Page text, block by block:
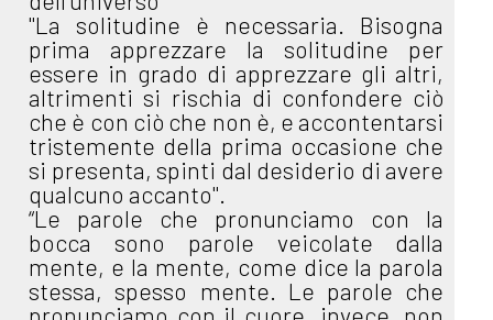
"La solitudine è necessaria. Bisogna
prima apprezzare la solitudine per
essere in grado di apprezzare gli altri,
altrimenti si rischia di confondere ciò
che è con ciò che non è, e accontentarsi
tristemente della prima occasione che
si presenta, spinti dal desiderio di avere
qualcuno accanto".
“Le parole che pronunciamo con la
bocca sono parole veicolate dalla
mente, e la mente, come dice la parola
stessa, spesso mente. Le parole che